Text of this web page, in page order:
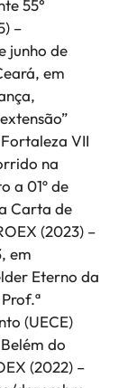
55°
–
junho de
em
VII
na
a 01º de
Carta de
(2023) –
em
Eterno da
(UECE)
do
(2022) –